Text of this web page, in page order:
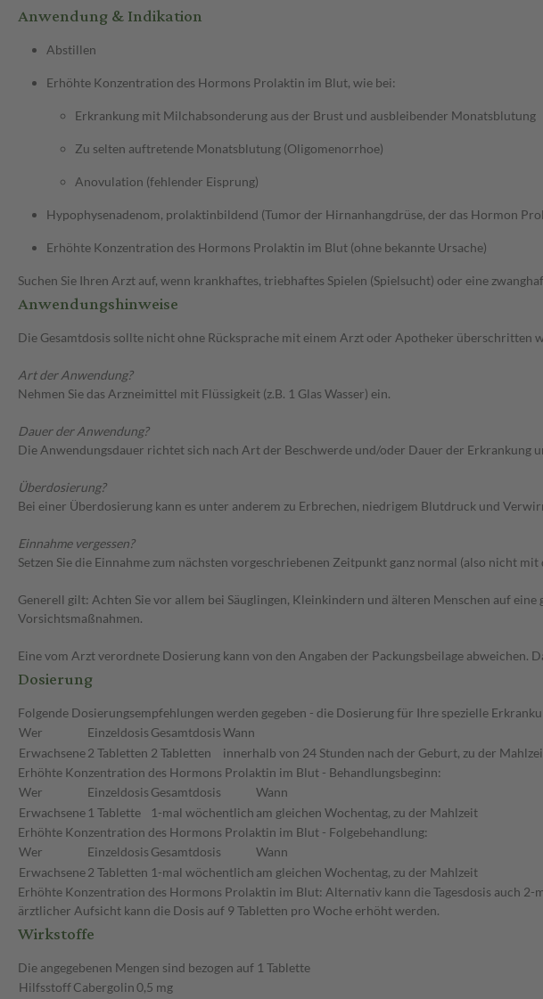
Anwendung & Indikation
Abstillen
Erhöhte Konzentration des Hormons Prolaktin im Blut, wie bei:
Erkrankung mit Milchabsonderung aus der Brust und ausbleibender Monatsblutung
Zu selten auftretende Monatsblutung (Oligomenorrhoe)
Anovulation (fehlender Eisprung)
Hypophysenadenom, prolaktinbildend (Tumor der Hirnanhangdrüse, der das Hormon
Erhöhte Konzentration des Hormons Prolaktin im Blut (ohne bekannte Ursache)
Suchen Sie Ihren Arzt auf, wenn krankhaftes, triebhaftes Spielen (Spielsucht) oder eine
Anwendungshinweise
Die Gesamtdosis sollte nicht ohne Rücksprache mit einem Arzt oder Apotheker überschritten
Art der Anwendung?
Nehmen Sie das Arzneimittel mit Flüssigkeit (z.B. 1 Glas Wasser) ein.
Dauer der Anwendung?
Die Anwendungsdauer richtet sich nach Art der Beschwerde und/oder Dauer der Erkrankung
Überdosierung?
Bei einer Überdosierung kann es unter anderem zu Erbrechen, niedrigem Blutdruck und
Einnahme vergessen?
Setzen Sie die Einnahme zum nächsten vorgeschriebenen Zeitpunkt ganz normal (also nicht
Generell gilt: Achten Sie vor allem bei Säuglingen, Kleinkindern und älteren Menschen auf
Vorsichtsmaßnahmen.
Eine vom Arzt verordnete Dosierung kann von den Angaben der Packungsbeilage
Dosierung
Folgende Dosierungsempfehlungen werden gegeben - die Dosierung für Ihre spezielle
Wer
Einzeldosis GesamtdosisWann
Erwachsene2 Tabletten 2 Tabletten
innerhalb von 24 Stunden nach der Geburt, zu der
Erhöhte Konzentration des Hormons Prolaktin im Blut - Behandlungsbeginn:
Wer
Einzeldosis Gesamtdosis
Wann
Erwachsene 1 Tablette 1-mal wöchentlich am gleichen Wochentag, zu der Mahlzeit
Erhöhte Konzentration des Hormons Prolaktin im Blut - Folgebehandlung:
Wer
Einzeldosis Gesamtdosis
Wann
Erwachsene2 Tabletten 1-mal wöchentlich am gleichen Wochentag, zu der Mahlzeit
Erhöhte Konzentration des Hormons Prolaktin im Blut: Alternativ kann die Tagesdosis auch
ärztlicher Aufsicht kann die Dosis auf 9 Tabletten pro Woche erhöht werden.
Wirkstoffe
Die angegebenen Mengen sind bezogen auf 1 Tablette
HilfsstoffCabergolin0,5 mg